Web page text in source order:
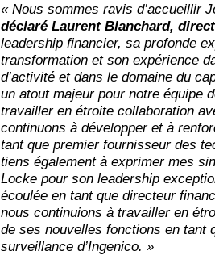
« Nous sommes ravis d’accueillir
déclaré Laurent Blanchard,
leadership financier, sa profonde
transformation et son expérience
d’activité et dans le domaine du
un atout majeur pour notre équipe
travailler en étroite collaboration
continuons à développer et à
tant que premier fournisseur des
tiens également à exprimer mes
Locke pour son leadership
écoulée en tant que directeur
nous continuions à travailler en
de ses nouvelles fonctions en tant
surveillance d’Ingenico. »